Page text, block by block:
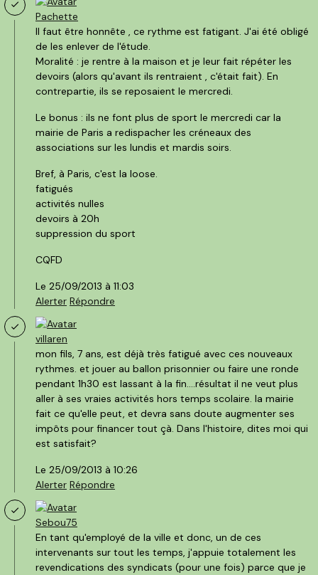
Pachette
Il faut être honnête , ce rythme est fatigant. J'ai été obligé
de les enlever de l'étude.
Moralité : je rentre à la maison et je leur fait répéter les
devoirs (alors qu'avant ils rentraient , c'était fait). En
contrepartie, ils se reposaient le mercredi.
Le bonus : ils ne font plus de sport le mercredi car la
mairie de Paris a redispacher les créneaux des
associations sur les lundis et mardis soirs.
Bref, à Paris, c'est la loose.
fatigués
activités nulles
devoirs à 20h
suppression du sport
CQFD
Le 25/09/2013 à 11:03
Alerter Répondre
villaren
mon fils, 7 ans, est déjà très fatigué avec ces nouveaux
rythmes. et jouer au ballon prisonnier ou faire une ronde
pendant 1h30 est lassant à la fin....résultat il ne veut plus
aller à ses vraies activités hors temps scolaire. la mairie
fait ce qu'elle peut, et devra sans doute augmenter ses
impôts pour financer tout çà. Dans l'histoire, dites moi qui
est satisfait?
Le 25/09/2013 à 10:26
Alerter Répondre
Sebou75
En tant qu'employé de la ville et donc, un de ces
intervenants sur tout les temps, j'appuie totalement les
revendications des syndicats (pour une fois) parce que je